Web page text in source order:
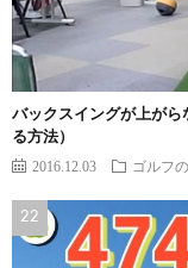
バックスイングが上がら
る方法）
2016.12.03 ゴルフ